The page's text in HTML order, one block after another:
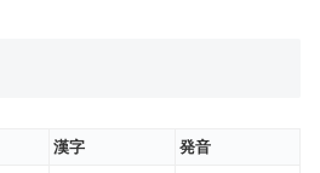
漢字
発音